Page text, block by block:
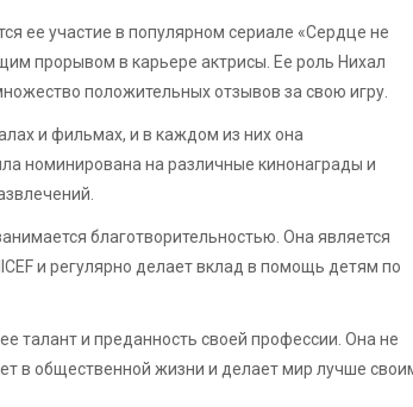
ее участие в популярном сериале «Сердце не
прорывом в карьере актрисы. Ее роль Нихал
положительных отзывов за свою игру.
и фильмах, и в каждом из них она
номинирована на различные кинонаграды и
благотворительностью. Она является
и регулярно делает вклад в помощь детям по
талант и преданность своей профессии. Она не
в общественной жизни и делает мир лучше